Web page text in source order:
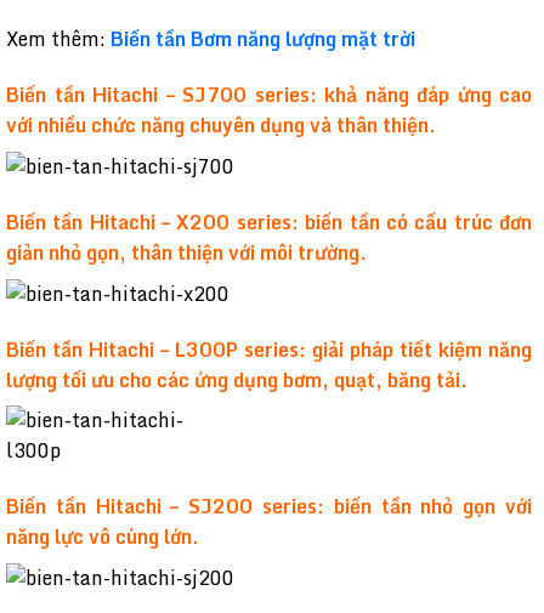
Xem thêm: Biến tần Bơm năng lượng mặt trời
Biến tần Hitachi – SJ700 series: khả năng đáp ứng cao
với nhiều chức năng chuyên dụng và thân thiện.
Biến tần Hitachi – X200 series: biến tần có cấu trúc đơn
giản nhỏ gọn, thân thiện với môi trường.
Biến tần Hitachi – L300P series: giải pháp tiết kiệm năng
lượng tối ưu cho các ứng dụng bơm, quạt, băng tải.
Biến tần Hitachi – SJ200 series: biến tần nhỏ gọn với
năng lực vô cùng lớn.